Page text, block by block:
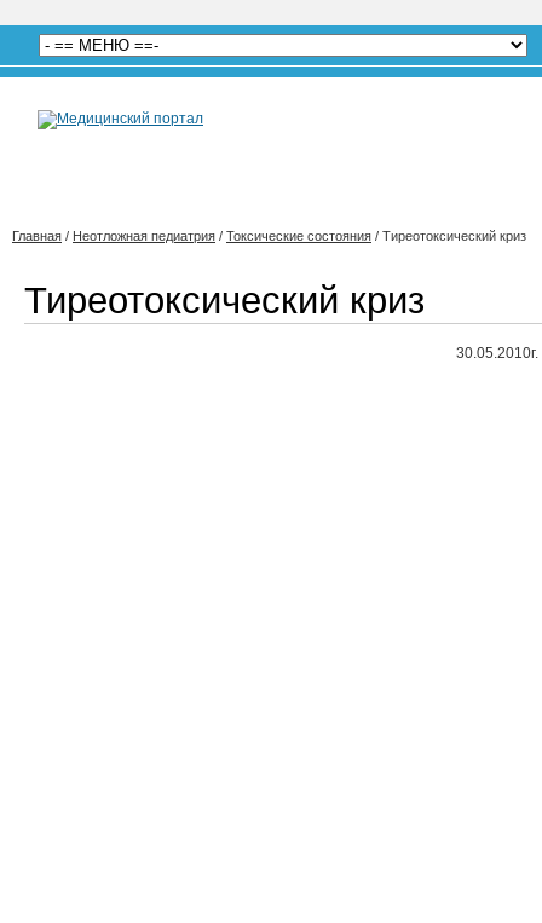
Главная / Неотложная педиатрия / Токсические состояния / Тиреотоксический криз
Тиреотоксический криз
30.05.2010г.